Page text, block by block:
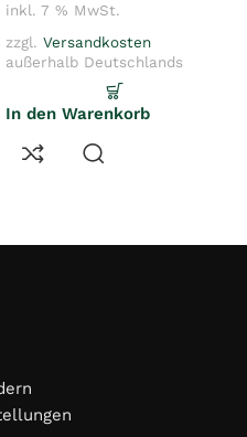
inkl. 7 % MwSt.
zzgl. Versandkosten
außerhalb Deutschlands
In den Warenkorb